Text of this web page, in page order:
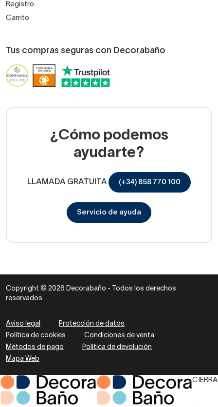
Registro
Carrito
Tus compras seguras con Decorabaño
¿Cómo podemos
ayudarte?
LLAMADA GRATUITA (+34) 858 770 100
Servicio de ayuda
Copyright © 2026 Decorabaño - Todos los derechos
reservados.
Aviso legal
Protección de datos
Política de cookies
Condiciones de venta
Métodos de pago
Política de devolución
Mapa Web
CIERRA